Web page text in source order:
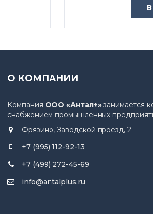
О КОМПАНИИ
Компания ООО «Антал+» занимается
снабжением промышленных
Фрязино, Заводской проезд, 2
+7 (995) 112-92-13
+7 (499) 272-45-69
info@antalplus.ru